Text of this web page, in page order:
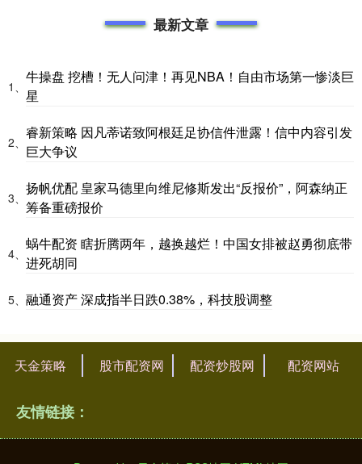
最新文章
1、
牛操盘 挖槽！无人问津！再见NBA！自由市场第一惨淡巨
星
2、
睿新策略 因凡蒂诺致阿根廷足协信件泄露！信中内容引发
巨大争议
3、
扬帆优配 皇家马德里向维尼修斯发出“反报价”，阿森纳正
筹备重磅报价
4、
蜗牛配资 瞎折腾两年，越换越烂！中国女排被赵勇彻底带
进死胡同
5、 融通资产 深成指半日跌0.38%，科技股调整
天金策略 股市配资网 配资炒股网 配资网站
友情链接：